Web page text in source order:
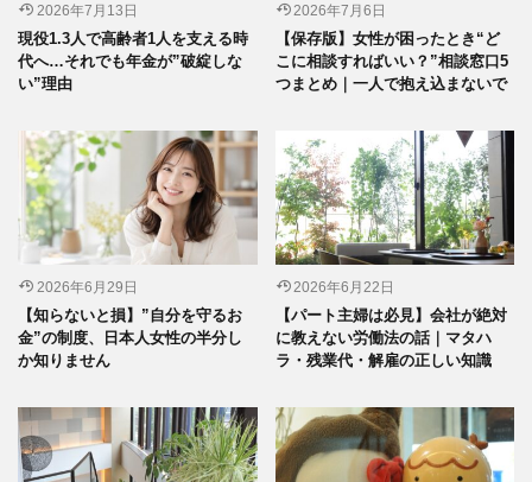
2026年7月13日
現役1.3人で高齢者1人を支える時
代へ…それでも年金が”破綻しな
い”理由
2026年7月6日
【保存版】女性が困ったとき“ど
こに相談すればいい？”相談窓口5
つまとめ｜一人で抱え込まないで
2026年6月29日
【知らないと損】”自分を守るお
金”の制度、日本人女性の半分し
か知りません
2026年6月22日
【パート主婦は必見】会社が絶対
に教えない労働法の話｜マタハ
ラ・残業代・解雇の正しい知識